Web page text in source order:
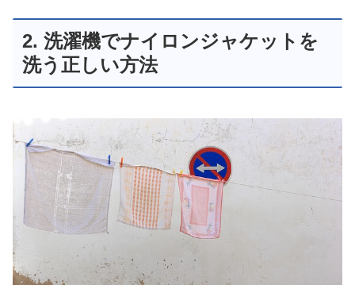
2. 洗濯機でナイロンジャケットを
洗う正しい方法